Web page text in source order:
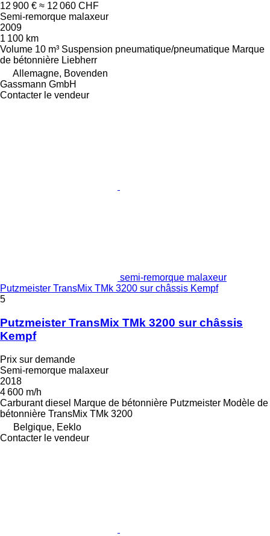
12 900 € ≈ 12 060 CHF
Semi-remorque malaxeur
2009
1 100 km
Volume 10 m³ Suspension pneumatique/pneumatique Marque
de bétonnière Liebherr
Allemagne, Bovenden
Gassmann GmbH
Contacter le vendeur
semi-remorque malaxeur
Putzmeister TransMix TMk 3200 sur châssis Kempf
5
Putzmeister TransMix TMk 3200 sur châssis
Kempf
Prix sur demande
Semi-remorque malaxeur
2018
4 600 m/h
Carburant diesel Marque de bétonnière Putzmeister Modèle de
bétonnière TransMix TMk 3200
Belgique, Eeklo
Contacter le vendeur